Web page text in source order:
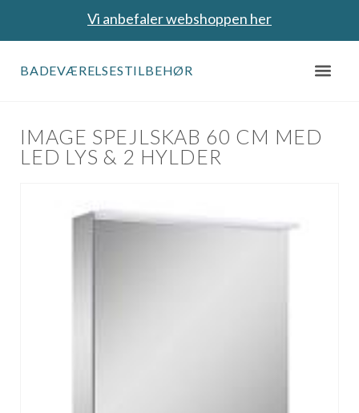
Vi anbefaler webshoppen her
BADEVÆRELSESTILBEHØR
IMAGE SPEJLSKAB 60 CM MED
LED LYS & 2 HYLDER